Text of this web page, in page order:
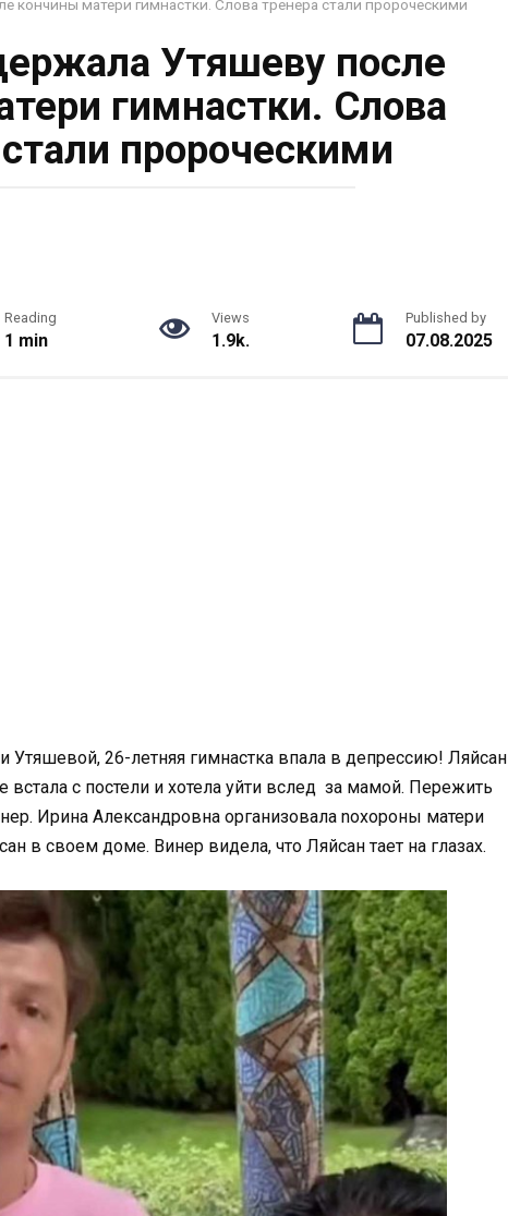
кончины матери гимнастки. Слова тренера стали пророческими
Утяшеву после
гимнастки. Слова
пророческими
Reading
1 min
Views
1.9k.
Published by
07.08.2025
Утяшевой, 26-летняя гимнастка впала в депрессию! Ляйсан
встала с постели и хотела уйти вслед за мамой. Пережить
Ирина Александровна организовала nохороны матери
в своем доме. Винер видела, что Ляйсан тает на глазах.